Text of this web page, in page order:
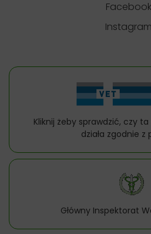
Facebook
Instagram
Kliknij żeby sprawdzić, czy
działa zgodnie z
Główny Inspektorat